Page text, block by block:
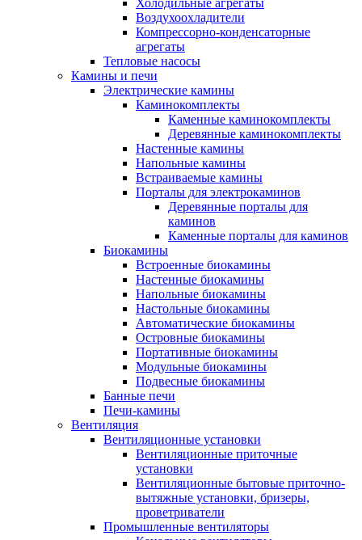
Воздухоохладители
Компрессорно-конденсаторные
агрегаты
Тепловые насосы
Камины и печи
Электрические камины
Каминокомплекты
Каменные каминокомплекты
Деревянные каминокомплекты
Настенные камины
Напольные камины
Встраиваемые камины
Порталы для электрокаминов
Деревянные порталы для
каминов
Каменные порталы для каминов
Биокамины
Встроенные биокамины
Настенные биокамины
Напольные биокамины
Настольные биокамины
Автоматические биокамины
Островные биокамины
Портативные биокамины
Модульные биокамины
Подвесные биокамины
Банные печи
Печи-камины
Вентиляция
Вентиляционные установки
Вентиляционные приточные
установки
Вентиляционные бытовые приточно-
вытяжные установки, бризеры,
проветриватели
Промышленные вентиляторы